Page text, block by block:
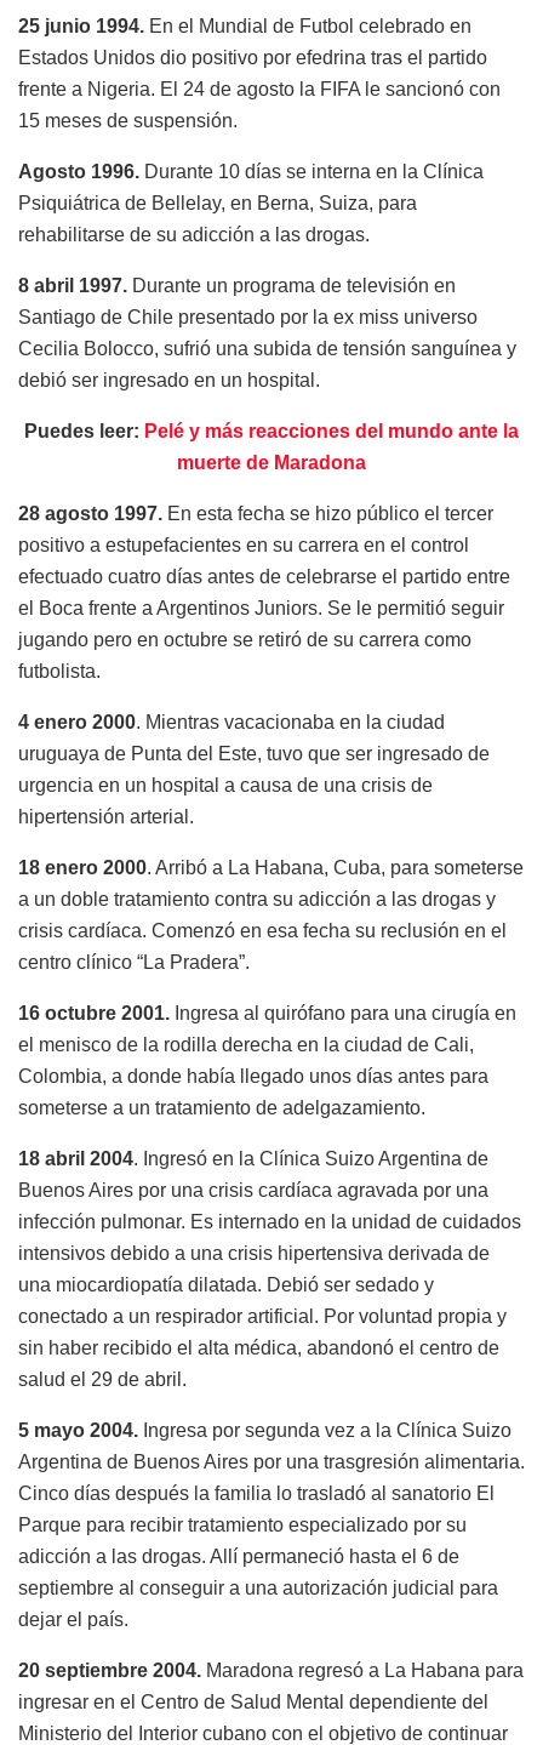
25 junio 1994. En el Mundial de Futbol celebrado en
Estados Unidos dio positivo por efedrina tras el partido
frente a Nigeria. El 24 de agosto la FIFA le sancionó con
15 meses de suspensión.
Agosto 1996. Durante 10 días se interna en la Clínica
Psiquiátrica de Bellelay, en Berna, Suiza, para
rehabilitarse de su adicción a las drogas.
8 abril 1997. Durante un programa de televisión en
Santiago de Chile presentado por la ex miss universo
Cecilia Bolocco, sufrió una subida de tensión sanguínea y
debió ser ingresado en un hospital.
Puedes leer: Pelé y más reacciones del mundo ante la
muerte de Maradona
28 agosto 1997. En esta fecha se hizo público el tercer
positivo a estupefacientes en su carrera en el control
efectuado cuatro días antes de celebrarse el partido entre
el Boca frente a Argentinos Juniors. Se le permitió seguir
jugando pero en octubre se retiró de su carrera como
futbolista.
4 enero 2000. Mientras vacacionaba en la ciudad
uruguaya de Punta del Este, tuvo que ser ingresado de
urgencia en un hospital a causa de una crisis de
hipertensión arterial.
18 enero 2000. Arribó a La Habana, Cuba, para someterse
a un doble tratamiento contra su adicción a las drogas y
crisis cardíaca. Comenzó en esa fecha su reclusión en el
centro clínico “La Pradera”.
16 octubre 2001. Ingresa al quirófano para una cirugía en
el menisco de la rodilla derecha en la ciudad de Cali,
Colombia, a donde había llegado unos días antes para
someterse a un tratamiento de adelgazamiento.
18 abril 2004. Ingresó en la Clínica Suizo Argentina de
Buenos Aires por una crisis cardíaca agravada por una
infección pulmonar. Es internado en la unidad de cuidados
intensivos debido a una crisis hipertensiva derivada de
una miocardiopatía dilatada. Debió ser sedado y
conectado a un respirador artificial. Por voluntad propia y
sin haber recibido el alta médica, abandonó el centro de
salud el 29 de abril.
5 mayo 2004. Ingresa por segunda vez a la Clínica Suizo
Argentina de Buenos Aires por una trasgresión alimentaria.
Cinco días después la familia lo trasladó al sanatorio El
Parque para recibir tratamiento especializado por su
adicción a las drogas. Allí permaneció hasta el 6 de
septiembre al conseguir a una autorización judicial para
dejar el país.
20 septiembre 2004. Maradona regresó a La Habana para
ingresar en el Centro de Salud Mental dependiente del
Ministerio del Interior cubano con el objetivo de continuar